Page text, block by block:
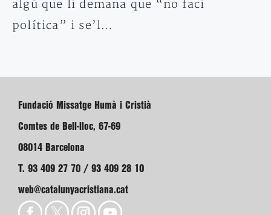
algú que li demana que “no faci
política” i se’l…
Fundació Missatge Humà i Cristià
Comtes de Bell-lloc, 67-69
08014 Barcelona
T. 93 409 27 70 / 93 409 28 10
web@catalunyacristiana.cat